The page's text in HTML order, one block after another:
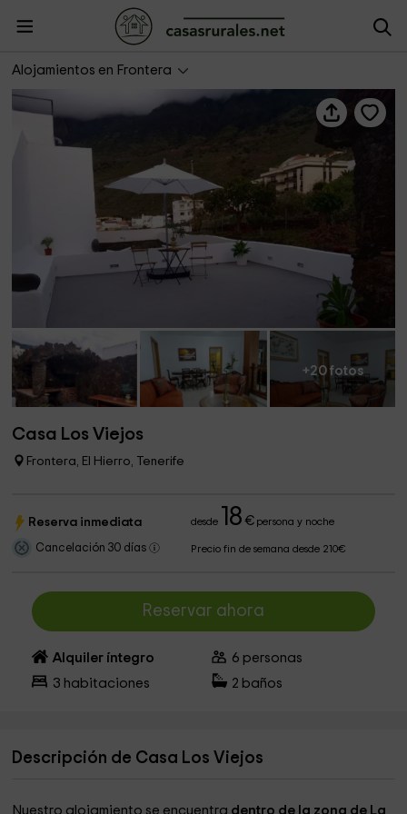
Alojamientos en Frontera
+20 fotos
Casa Los Viejos
Frontera, El Hierro, Tenerife
Reserva inmediata desde 18 €persona y noche
Cancelación 30 días Precio fin de semana desde 210€
Reservar ahora
Alquiler íntegro 6 personas
3 habitaciones 2 baños
Descripción de Casa Los Viejos
Nuestro alojamiento se encuentra dentro de la zona de La